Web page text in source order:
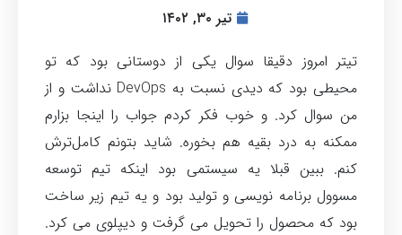
تیر ۳۰, ۱۴۰۲
تیتر امروز دقیقا سوال یکی از دوستانی بود که تو
محیطی بود که دیدی نسبت به DevOps‌ نداشت و از
من سوال کرد. و خوب فکر کردم جواب را اینجا بزارم
ممکنه به درد بقیه هم بخوره. شاید بتونم کامل‌ترش
کنم. ببین قبلا یه سیستمی بود اینکه تیم توسعه
مسوول برنامه نویسی و تولید بود و یه تیم زیر ساخت
بود که محصول را تحویل می گرفت و دیپلوی می کرد.